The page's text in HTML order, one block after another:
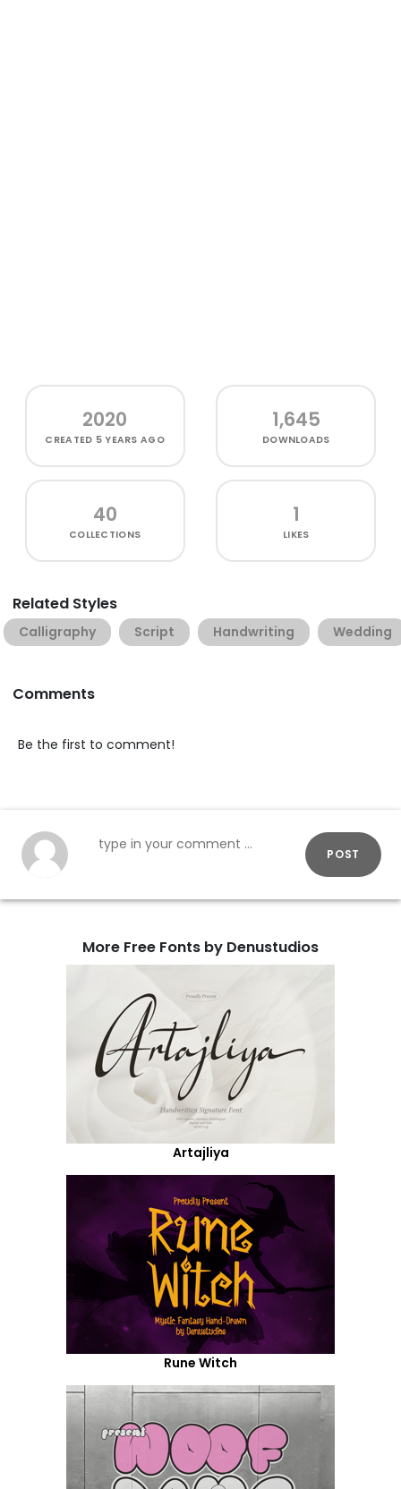
2020
CREATED 5 YEARS AGO
1,645
DOWNLOADS
40
COLLECTIONS
1
LIKES
Related Styles
Calligraphy Script Handwriting Wedding
Comments
Be the first to comment!
POST
More Free Fonts by Denustudios
Artajliya
Rune Witch